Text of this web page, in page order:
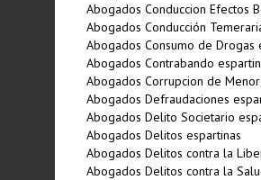
Abogados Conduccion Efectos
Abogados Conducción
Abogados Consumo de Drogas
Abogados Contrabando
Abogados Corrupcion de
Abogados Defraudaciones
Abogados Delito Societario
Abogados Delitos espartinas
Abogados Delitos contra la
Abogados Delitos contra la